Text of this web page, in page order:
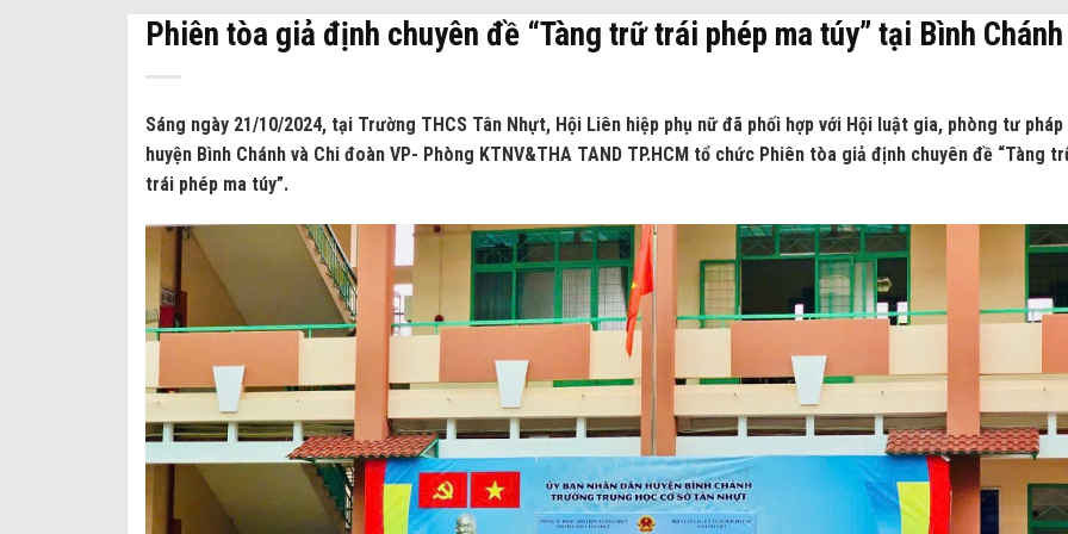
Phiên tòa giả định chuyên đề “Tàng trữ trái phép ma túy” tại Bình Chánh
Sáng ngày 21/10/2024, tại Trường THCS Tân Nhựt, Hội Liên hiệp phụ nữ đã phối hợp với Hội luật gia, phòng tư pháp
huyện Bình Chánh và Chi đoàn VP- Phòng KTNV&THA TAND TP.HCM tổ chức Phiên tòa giả định chuyên đề “Tàng
trái phép ma túy”.